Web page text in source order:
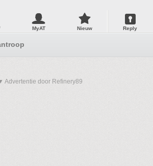
MyAT Nieuw Reply
Advertentie door Refinery89